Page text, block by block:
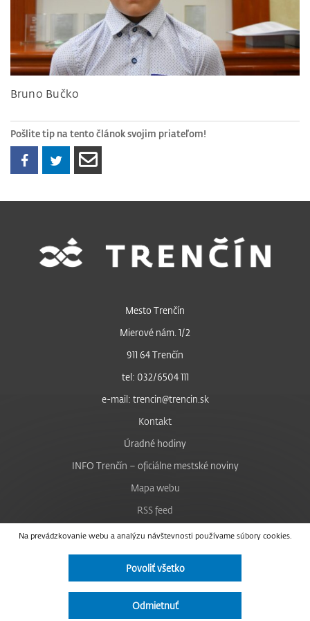
Bruno Bučko
Pošlite tip na tento článok svojim priateľom!
Na prevádzkovanie webu a analýzu návštevnosti používame súbory cookies.
Povoliť všetko
Odmietnuť
Mesto Trenčín
Mierové nám. 1/2
911 64 Trenčín
tel: 032/6504 111
e-mail: trencin@trencin.sk
Kontakt
Úradné hodiny
INFO Trenčín – oficiálne mestské noviny
Mapa webu
RSS feed
Nastavenie cookies
Facebook
Instagram